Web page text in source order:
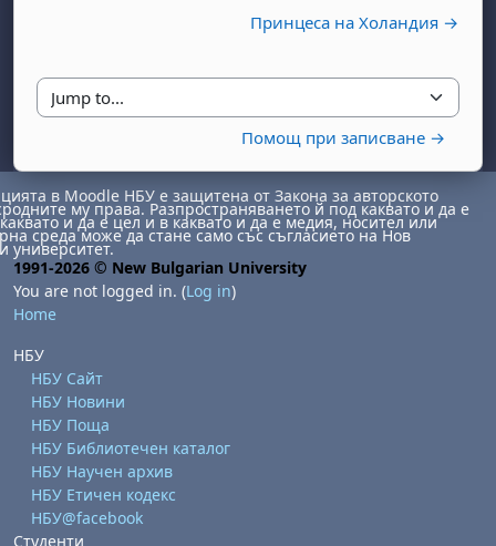
Принцеса на Холандия →
Jump to...
Помощ при записване →
1 August
2 August
8 August
9 August
22 August
23 August
29 August
30 August
в Moodle НБУ е защитена от Закона за авторското
му права. Разпространяването й под каквато и да е
и да е цел и в каквато и да е медия, носител или
среда може да стане само със съгласието на Нов
университет.
1991-2026 © New Bulgarian University
You are not logged in. (Log in)
Home
НБУ
НБУ Сайт
НБУ Новини
НБУ Поща
НБУ Библиотечен каталог
НБУ Научен архив
НБУ Етичен кодекс
НБУ@facebook
Студенти